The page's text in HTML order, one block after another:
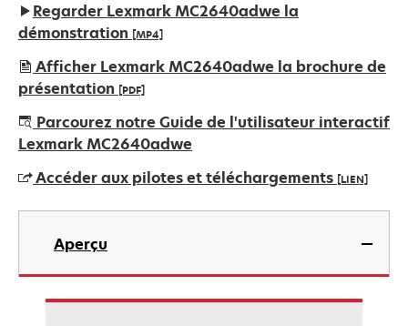
Regarder Lexmark MC2640adwe la
démonstration [MP4]
Afficher Lexmark MC2640adwe la brochure de
présentation [PDF]
s’ouvre
dans
nouvel
onglet
Parcourez notre Guide de l'utilisateur interactif
Lexmark MC2640adwe
Accéder aux pilotes et téléchargements [LIEN]
s’ouvre
nouvel
onglet
Aperçu